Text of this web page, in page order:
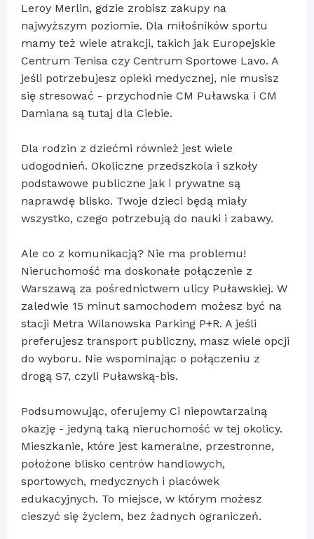
Leroy Merlin, gdzie zrobisz zakupy na
najwyższym poziomie. Dla miłośników sportu
mamy też wiele atrakcji, takich jak Europejskie
Centrum Tenisa czy Centrum Sportowe Lavo. A
jeśli potrzebujesz opieki medycznej, nie musisz
się stresować - przychodnie CM Puławska i CM
Damiana są tutaj dla Ciebie.
Dla rodzin z dziećmi również jest wiele
udogodnień. Okoliczne przedszkola i szkoły
podstawowe publiczne jak i prywatne są
naprawdę blisko. Twoje dzieci będą miały
wszystko, czego potrzebują do nauki i zabawy.
Ale co z komunikacją? Nie ma problemu!
Nieruchomość ma doskonałe połączenie z
Warszawą za pośrednictwem ulicy Puławskiej. W
zaledwie 15 minut samochodem możesz być na
stacji Metra Wilanowska Parking P+R. A jeśli
preferujesz transport publiczny, masz wiele opcji
do wyboru. Nie wspominając o połączeniu z
drogą S7, czyli Puławską-bis.
Podsumowując, oferujemy Ci niepowtarzalną
okazję - jedyną taką nieruchomość w tej okolicy.
Mieszkanie, które jest kameralne, przestronne,
położone blisko centrów handlowych,
sportowych, medycznych i placówek
edukacyjnych. To miejsce, w którym możesz
cieszyć się życiem, bez żadnych ograniczeń.